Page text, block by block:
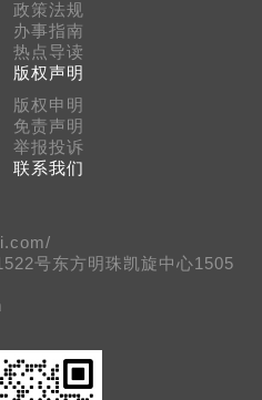
政策法规
办事指南
热点导读
版权声明
版权申明
免责声明
举报投诉
联系我们
号东方明珠凯旋中心1505